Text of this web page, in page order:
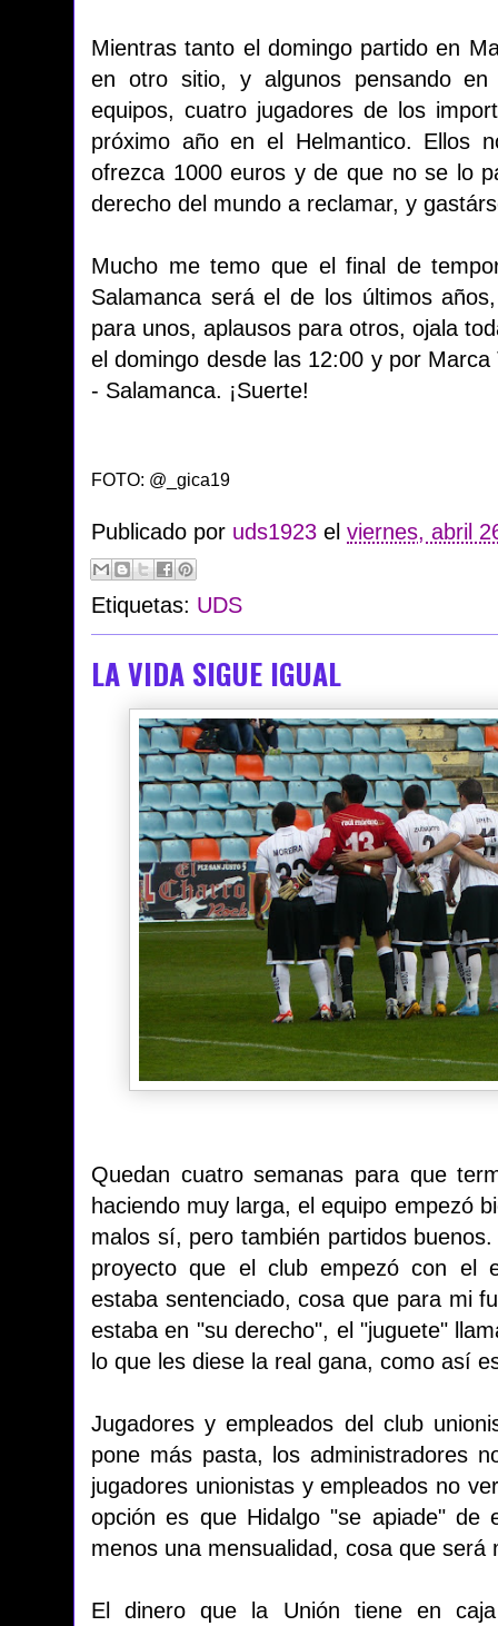
Mientras tanto el domingo partido en
en otro sitio, y algunos pensando
equipos, cuatro jugadores de los
próximo año en el Helmantico. Ellos
ofrezca 1000 euros y de que no se lo
derecho del mundo a reclamar, y
Mucho me temo que el final de
Salamanca será el de los últimos
para unos, aplausos para otros, ojala
el domingo desde las 12:00 y por
- Salamanca. ¡Suerte!
FOTO: @_gica19
Publicado por uds1923 el viernes, abril
Etiquetas: UDS
LA VIDA SIGUE IGUAL
Quedan cuatro semanas para que
haciendo muy larga, el equipo empezó
malos sí, pero también partidos
proyecto que el club empezó con el
estaba sentenciado, cosa que para mi
estaba en "su derecho", el "juguete"
lo que les diese la real gana, como así
Jugadores y empleados del club
pone más pasta, los administradores
jugadores unionistas y empleados no
opción es que Hidalgo "se apiade" de
menos una mensualidad, cosa que
El dinero que la Unión tiene en